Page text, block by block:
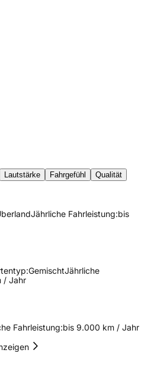
Lautstärke Fahrgefühl Qualität
Jährliche Fahrleistung:bis
GemischtJährliche
/ Jahr
Fahrleistung:bis 9.000 km / Jahr